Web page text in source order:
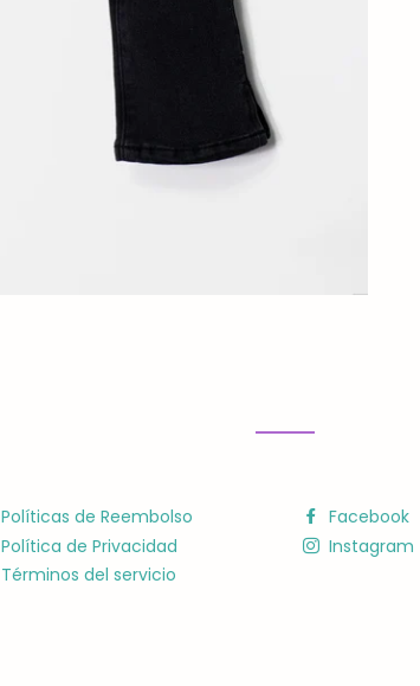
Políticas de Reembolso
Política de Privacidad
Términos del servicio
Facebook
Instagram